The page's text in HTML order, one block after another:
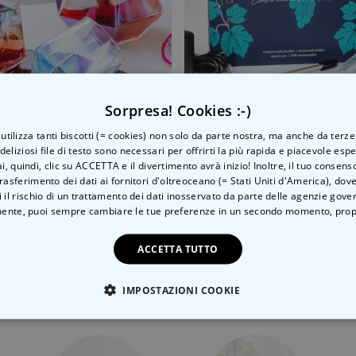
a Forma di DiamanteAeratore e Decanter
27,99 €
Categoria correlata
Scopri l'altra categoria di cose insolite
Sorpresa! Cookies :-)
tanti biscotti (= cookies) non solo da parte nostra, ma anche da
file di testo sono necessari per offrirti la più rapida e piacevole
quindi, clic su ACCETTA e il divertimento avrà inizio! Inoltre, il tuo
dei dati ai fornitori d'oltreoceano (= Stati Uniti d'America),
il rischio di un trattamento dei dati inosservato da parte delle agenzie
puoi sempre cambiare le tue preferenze in un secondo momento,
ACCETTA TUTTO
IMPOSTAZIONI COOKIE
NECESSARIO PRESTAZIONI MARKETING